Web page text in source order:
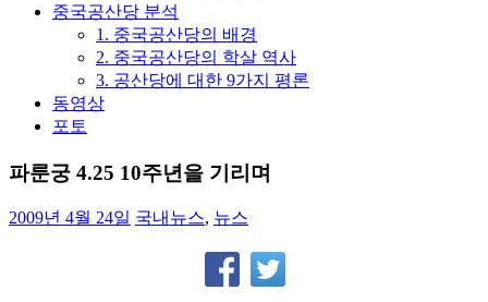
중국공산당 분석
1. 중국공산당의 배경
2. 중국공산당의 학살 역사
3. 공산당에 대한 9가지 평론
동영상
포토
파룬궁 4.25 10주년을 기리며
2009년 4월 24일 국내뉴스, 뉴스